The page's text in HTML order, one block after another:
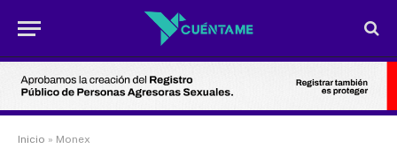
Inicio » Monex